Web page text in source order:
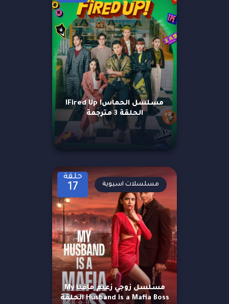
مسلسل الحماس! Fired Up!
الحلقة 3 مترجمة
حلقة
17
مسلسل زوجي زعيم مافيا My
Husband is a Mafia Boss الحلقة
مسلسلات اسيوية